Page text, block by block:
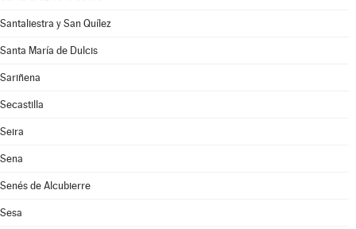
Santaliestra y San Quílez
Santa María de Dulcis
Sariñena
Secastilla
Seira
Sena
Senés de Alcubierre
Sesa